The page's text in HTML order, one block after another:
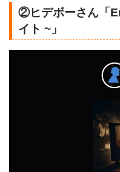
②ヒデボーさん「
イト ~」